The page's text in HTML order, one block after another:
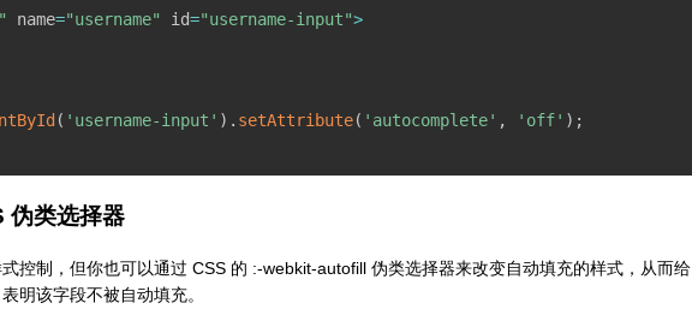
name="username" id="username-input">
( 'username-input' ) . setAttribute( 'autocomplete' , 'off' ) ;
伪类选择器
控制，但你也可以通过 CSS 的 :-webkit-autofill 伪类选择器来改变自动填充的样式，从而给
明该字段不被自动填充。